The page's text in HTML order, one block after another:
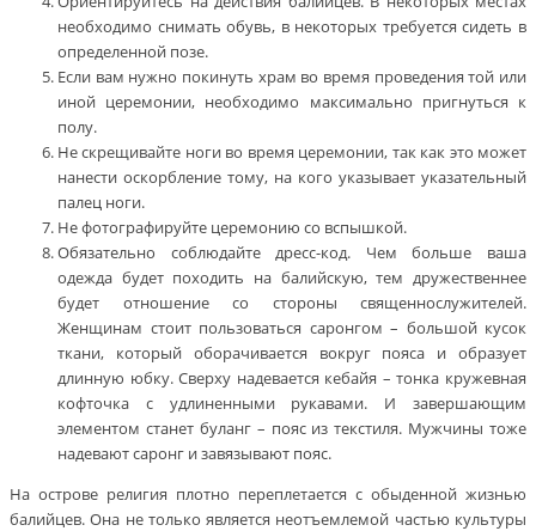
необходимо снимать обувь, в некоторых требуется сидеть в
определенной позе.
Если вам нужно покинуть храм во время проведения той или
иной церемонии, необходимо максимально пригнуться к
полу.
Не скрещивайте ноги во время церемонии, так как это может
нанести оскорбление тому, на кого указывает указательный
палец ноги.
Не фотографируйте церемонию со вспышкой.
Обязательно соблюдайте дресс-код. Чем больше ваша
одежда будет походить на балийскую, тем дружественнее
будет отношение со стороны священнослужителей.
Женщинам стоит пользоваться саронгом – большой кусок
ткани, который оборачивается вокруг пояса и образует
длинную юбку. Сверху надевается кебайя – тонка кружевная
кофточка с удлиненными рукавами. И завершающим
элементом станет буланг – пояс из текстиля. Мужчины тоже
надевают саронг и завязывают пояс.
На острове религия плотно переплетается с обыденной жизнью
балийцев. Она не только является неотъемлемой частью культуры